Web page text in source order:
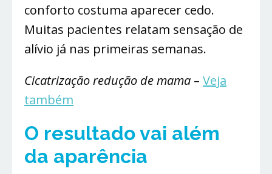
conforto costuma aparecer cedo.
Muitas pacientes relatam sensação de
alívio já nas primeiras semanas.
Cicatrização redução de mama – Veja
também
O resultado vai além
da aparência